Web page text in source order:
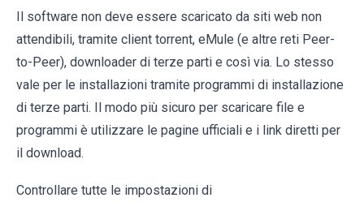
Il software non deve essere scaricato da siti web non
attendibili, tramite client torrent, eMule (e altre reti Peer-
to-Peer), downloader di terze parti e così via. Lo stesso
vale per le installazioni tramite programmi di installazione
di terze parti. Il modo più sicuro per scaricare file e
programmi è utilizzare le pagine ufficiali e i link diretti per
il download.
Controllare tutte le impostazioni di